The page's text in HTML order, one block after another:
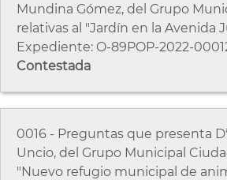
Mundina Gómez, del Grupo
relativas al "Jardín en la Avenida
Expediente: O-89POP-2022-
Contestada
0016 - Preguntas que presenta
Uncio, del Grupo Municipal
"Nuevo refugio municipal de